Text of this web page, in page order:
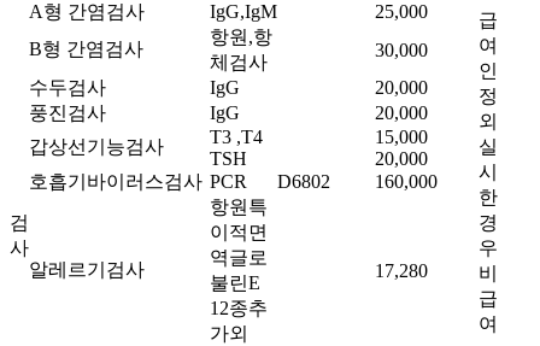
검
사
급
여
인
정
외
실
시
한
경
우
비
급
여
A형 간염검사
IgG,IgM
25,000
B형 간염검사
항원,항
체검사
30,000
수두검사
IgG
20,000
풍진검사
IgG
20,000
갑상선기능검사
T3 ,T4
15,000
TSH
20,000
호흡기바이러스검사 PCR D6802 160,000
알레르기검사
항원특
이적면
역글로
불린E
12종추
가외
17,280